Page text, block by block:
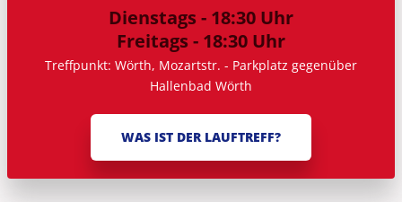
Dienstags - 18:30 Uhr
Freitags - 18:30 Uhr
Treffpunkt: Wörth, Mozartstr. - Parkplatz gegenüber
Hallenbad Wörth
WAS IST DER LAUFTREFF?